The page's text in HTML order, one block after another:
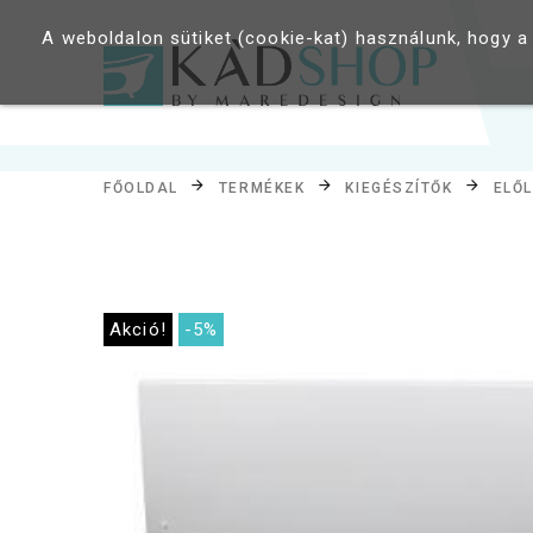
FŐOLDAL TERMÉKEK KIEGÉSZÍTŐK
Akció! -5%
A weboldalon sütiket (cookie-kat) használunk, hogy